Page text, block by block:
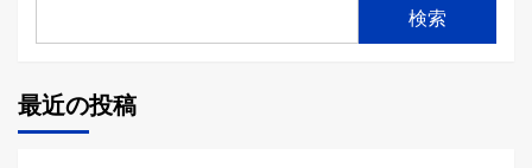
検索
最近の投稿